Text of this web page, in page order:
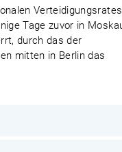
Verteidigungsrates
Tage zuvor in
durch das der
mitten in Berlin das